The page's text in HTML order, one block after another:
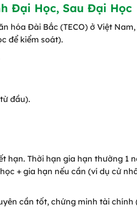
Đại Học, Sau Đại Học
hóa Đài Bắc (TECO) ở Việt
để kiểm soát).
đầu).
hạn. Thời hạn gia hạn thường 1
+ gia hạn nếu cần (ví dụ cử
cần tốt, chứng minh tài chính